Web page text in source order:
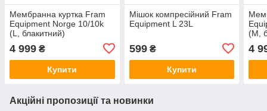
Мембранна куртка Fram
Equipment Norge 10/10k
(L, блакитний)
4 999 ₴
Купити
Мішок компресійний Fram
Equipment L 23L
599₴
Купити
(M,
4
Акційні пропозиції та новинки